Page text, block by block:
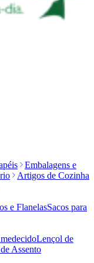
Embalagens e
Artigos de Cozinha
e FlanelasSacos para
Lençol de
Assento